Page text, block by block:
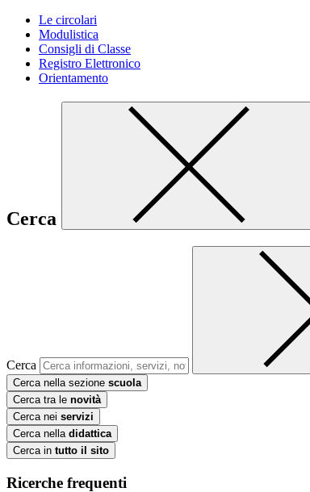
Le circolari
Modulistica
Consigli di Classe
Registro Elettronico
Orientamento
Cerca
Cerca
Cerca nella sezione scuola
Cerca tra le novità
Cerca nei servizi
Cerca nella didattica
Cerca in tutto il sito
Ricerche frequenti